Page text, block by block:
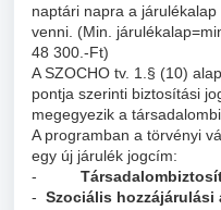
naptári napra a
venni. (Min.
48 300.-Ft)
A SZOCHO tv. 1.§ (10)
pontja szerinti biztosítási
megegyezik a
A programban a törvényi
egy új járulék jogcím:
-
- Szociális hozzájárulási